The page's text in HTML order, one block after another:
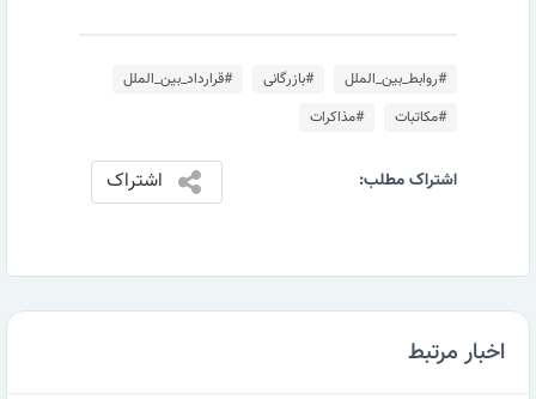
#روابط_بین_الملل #بازرگانی
#قرارداد_بین_الملل
#مکاتبات
#مذاکرات
اشتراک مطلب: اشتراک
اخبار مرتبط